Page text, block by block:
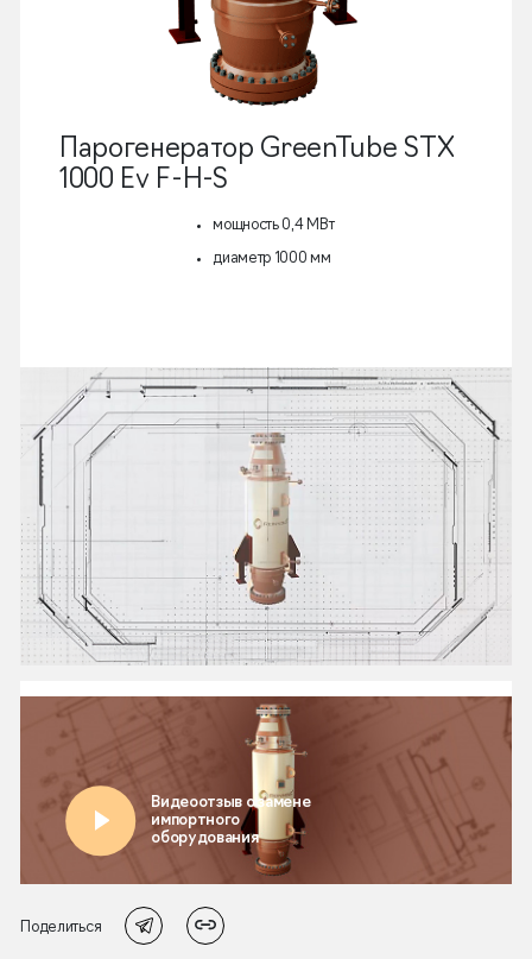
Парогенератор GreenTube STX
1000 Ev F-H-S
мощность 0,4 МВт
диаметр 1000 мм
Поделиться